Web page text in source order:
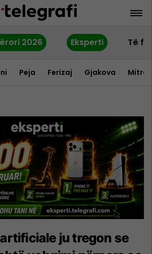
2026 Eksperti Të
Peja Ferizaj Gjakova
ju tregon se